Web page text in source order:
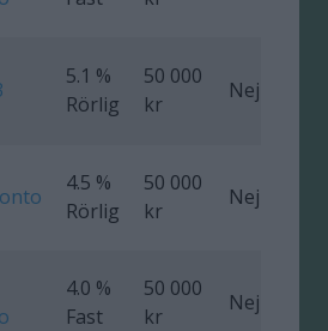
5.1 %
Rörlig
50 000
kr
Nej
4.5 %
Rörlig
50 000
kr
Nej
4.0 %
Fast
50 000
kr
Nej